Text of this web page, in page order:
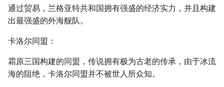
通过贸易，兰格亚特共和国拥有强盛的经济实力，并且构建
出最强盛的外海舰队。
卡洛尔同盟：
霜原三国构建的同盟，传说拥有极为古老的传承，由于冰流
海的阻绝，卡洛尔同盟并不被世人所众知。